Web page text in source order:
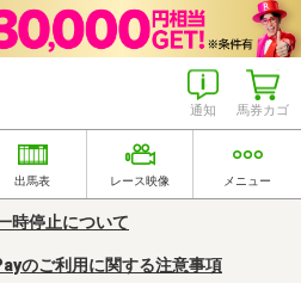
馬券カゴ
通知
出馬表 レース映像 メニュー
時停止について
のご利用に関する注意事項